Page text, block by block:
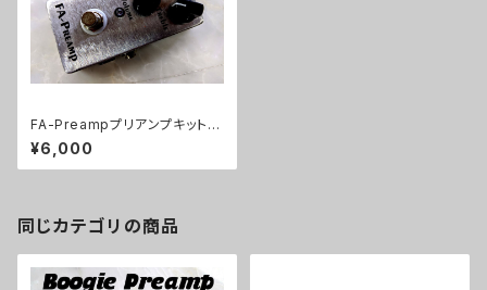
FA-Preampプリアンプキット
【BASIC KIT】
¥6,000
同じカテゴリの商品